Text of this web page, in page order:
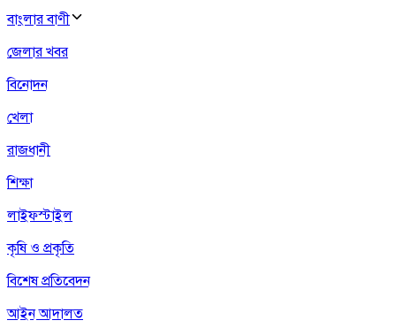
বাংলার বাণী
জেলার খবর
বিনোদন
খেলা
রাজধানী
শিক্ষা
লাইফস্টাইল
কৃষি ও প্রকৃতি
বিশেষ প্রতিবেদন
আইন আদালত